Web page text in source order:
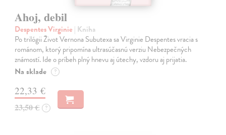
Ahoj, debil
Despentes Virginie | Kniha
Po trilógii Život Vernona Subutexa sa Virginie Despentes vracia s
románom, ktorý pripomína ultrasúčasnú verziu Nebezpečných
známostí. Ide o príbeh plný hnevu aj útechy, vzdoru aj prijatia.
Na sklade ?
22,33 €
23,50 € ?